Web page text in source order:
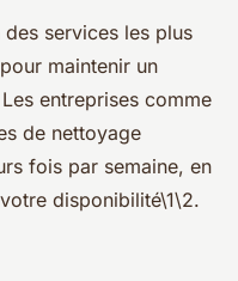
services les plus
maintenir un
entreprises comme
de nettoyage
fois par semaine, en
disponibilité\1\2.